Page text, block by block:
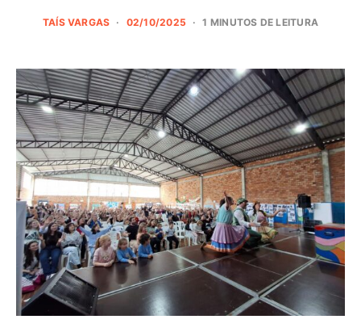
TAÍS VARGAS 02/10/2025 1 MINUTOS DE LEITURA